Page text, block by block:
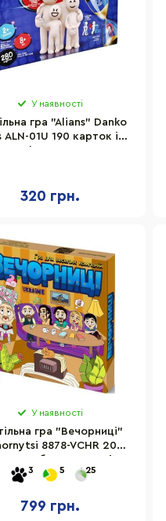
У наявності
гра "Alians" Danko
ALN-01U 190 карток із
320 грн.
У наявності
гра "Вечорниці"
8878-VCHR 200
3 5 25
799 грн.